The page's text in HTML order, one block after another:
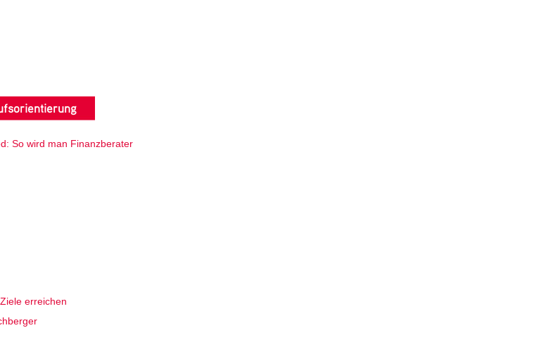
So wird man Finanzberater
erreichen